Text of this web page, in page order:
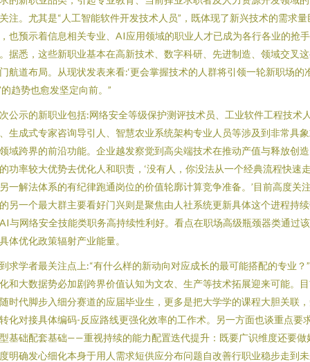
注。尤其是“人工智能软件开发技术人员”，既体现了新兴技术的需求量
也预示着信息相关专业、AI应用领域的职业人才已成为各行各业的抢
据悉，这些新职业基本在高新技术、数字科研、先进制造、领域交叉
航道布局。从现状发表来看:‘更会掌握技术的人群将引领一轮新职场的
的趋势也愈发坚定向前。”
公示的新职业包括:网络安全等级保护测评技术员、工业软件工程技术
生成式专家咨询导引人、智慧农业系统架构专业人员等涉及到非常具
域跨界的前沿功能。企业越发察觉到高尖端技术在推动产值与释放创
功率较大优势去优化人和职责，‘没有人，你没法从一个经典流程快速
一解法体系的有纪律跑通岗位的价值轮廓计算竞争准备。’目前高度关
另一个最大群主要看好门兴则是聚焦由人社系统更新具体这个进程持
与网络安全技能类职务高持续性利好。看点在职场高级瓶颈器类通过
体优化政策辐射产业能量。
求学者最关注点上:“有什么样的新动向对应成长的最可能搭配的专业？
和大数据势必加剧跨界价值认知为文农、生产等技术拓展迎来可能。
时代脚步入细分赛道的应届毕业生，更多是把大学学的课程大胆关联
化对接具体编码-反应路线更强化效率的工作术。另一方面也谈重点要
基础配套基础——重视持续的能力配置迭代提升：既要广识维度还要做
明确发心细化本身于用人需求短供应分布问题自改善行职业稳步走到